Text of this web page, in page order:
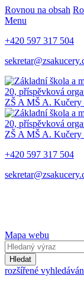
Rovnou na obsah
Menu
+420 597 317 504
ZŠ A MŠ A. Kučery
ZŠ A MŠ A. Kučery
+420 597 317 504
Mapa webu
Hledat
rozšířené